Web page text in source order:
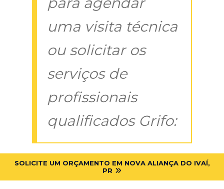
uma visita técnica
ou solicitar os
serviços de
profissionais
qualificados Grifo:
SOLICITE UM ORÇAMENTO EM NOVA ALIANÇA DO IVAÍ,
PR